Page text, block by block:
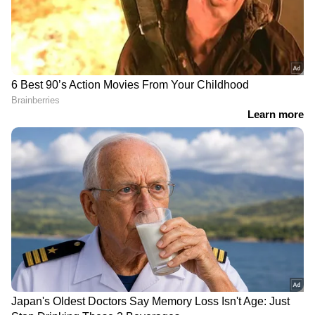
DOWNLOAD APP
RECOMMENDED STORIES
ജനങ്ങൾ സുരക്ഷിത
സ്ഥാനങ്ങളിലേക്ക്
'ഏത് മാർഗത്തിലായാലും
ഉടൻ ഇറാൻ വിടണം';